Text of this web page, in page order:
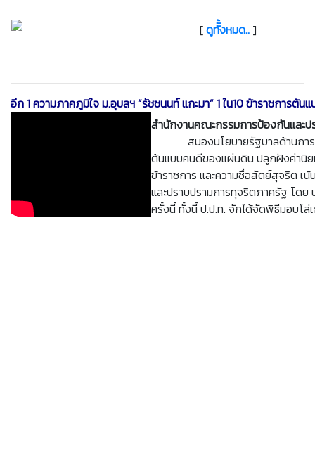
[ดูทัั้งหมด.. ]
อีก 1 ความภาคภูมิใจ ม.อุบลฯ “รัชชนนท์ แกะมา” 1 ใน10 ข้าราชการต้
สำนักงานคณะกรรมการป้องกันและป
สนองนโยบายรัฐบาลด้านการป้
ต้นแบบคนดีของแผ่นดิน ปลูกฝังค่านิย
ข้าราชการ และความซื่อสัตย์สุจริต เ
และปราบปรามการทุจริตภาครัฐ โดย
ครั้งนี้ ทั้งนี้ ป.ป.ท. จักได้จัดพิธีมอบโล่